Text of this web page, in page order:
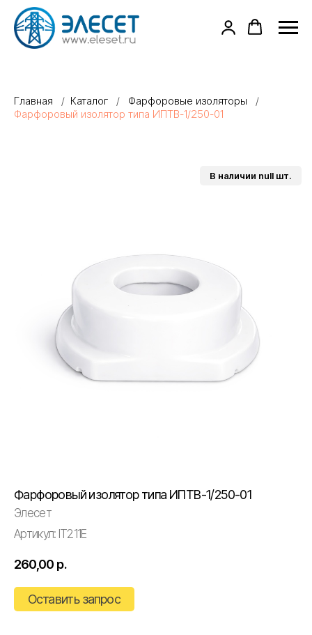
Главная / Каталог / Фарфоровые изоляторы
/
Фарфоровый изолятор типа ИПТВ-1/250-01
Фарфоровый изолятор типа ИПТВ-1/250-01
Элесет
Артикул: IT211E
260,00 р.
Оставить запрос